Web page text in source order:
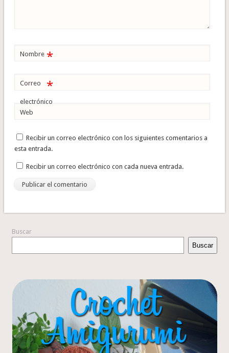
Nombre *
Correo
electrónico
*
Web
Recibir un correo electrónico con los siguientes comentarios a
esta entrada.
Recibir un correo electrónico con cada nueva entrada.
Buscar
Buscar